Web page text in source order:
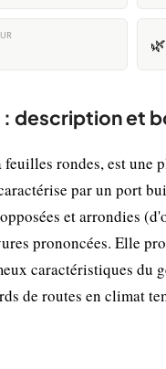
🌿
description et
rondes, est une
par un port
et arrondies
prononcées. Elle
caractéristiques du
de routes en climat